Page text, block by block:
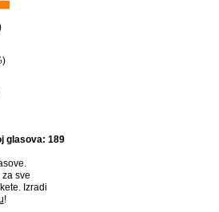
)
glasova: 189
sve
Izradi
!